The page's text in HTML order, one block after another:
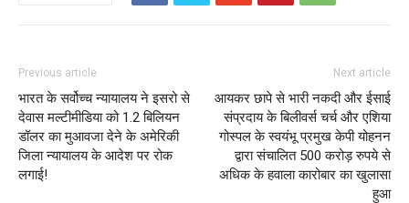
Previous article
भारत के सर्वोच्च न्यायालय ने इसरो से
देवास मल्टीमीडिया को 1.2 बिलियन
डॉलर का मुआवजा देने के अमेरिकी
जिला न्यायालय के आदेश पर रोक
लगाई!
Next article
आयकर छापे से भारी नकदी और ईसाई
संप्रदाय के बिलीवर्स चर्च और एशिया
गोस्पल के स्वयंभू प्रमुख केपी योहनन
द्वारा संचालित 500 करोड़ रुपये से
अधिक के हवाला कारोबार का खुलासा
हुआ